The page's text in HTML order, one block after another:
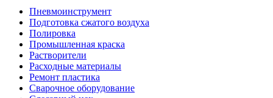
Пневмоинструмент
Подготовка сжатого воздуха
Полировка
Промышленная краска
Растворители
Расходные материалы
Ремонт пластика
Сварочное оборудование